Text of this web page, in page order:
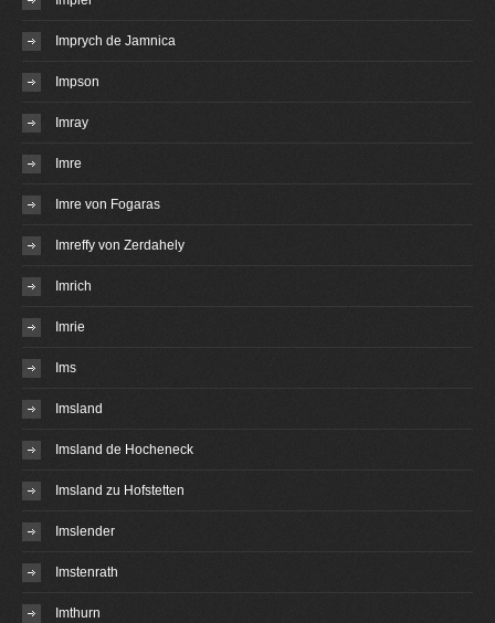
Imprych de Jamnica
Impson
Imray
Imre
Imre von Fogaras
Imreffy von Zerdahely
Imrich
Imrie
Ims
Imsland
Imsland de Hocheneck
Imsland zu Hofstetten
Imslender
Imstenrath
Imthurn